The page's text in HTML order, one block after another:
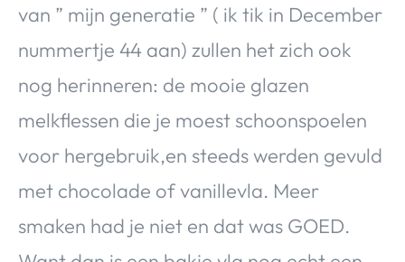
van ” mijn generatie ” ( ik tik in December
nummertje 44 aan) zullen het zich ook
nog herinneren: de mooie glazen
melkflessen die je moest schoonspoelen
voor hergebruik,en steeds werden gevuld
met chocolade of vanillevla. Meer
smaken had je niet en dat was GOED.